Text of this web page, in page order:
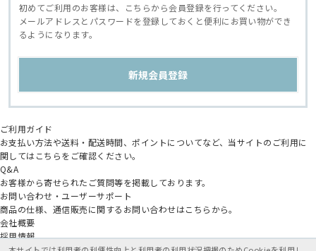
初めてご利用のお客様は、こちらから会員登録を行ってください。
メールアドレスとパスワードを登録しておくと便利にお買い物ができ
るようになります。
ご利用ガイド
お支払い方法や送料・配送時間、ポイントについてなど、当サイトのご利用に
関してはこちらをご確認ください。
Q&A
お客様から寄せられたご質問等を掲載しております。
お問い合わせ・ユーザーサポート
商品の仕様、通信販売に関するお問い合わせはこちらから。
会社概要
採用情報